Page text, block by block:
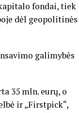
fondai, tiek
dėl geopolitinės
galimybės
35 mln. eurų, o
ir „Firstpick“,